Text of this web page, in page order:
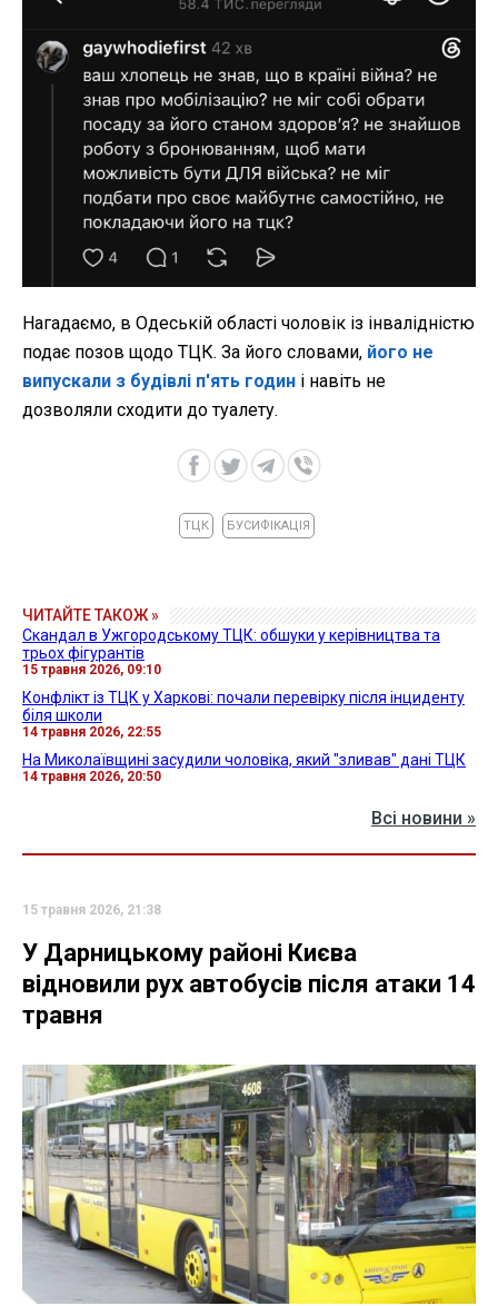
Нагадаємо, в Одеській області чоловік із інвалідністю
подає позов щодо ТЦК. За його словами, його не
випускали з будівлі п'ять годин і навіть не
дозволяли сходити до туалету.
ТЦК БУСИФІКАЦІЯ
ЧИТАЙТЕ ТАКОЖ »
Скандал в Ужгородському ТЦК: обшуки у керівництва та
трьох фігурантів
15 травня 2026, 09:10
Конфлікт із ТЦК у Харкові: почали перевірку після інциденту
біля школи
14 травня 2026, 22:55
На Миколаївщині засудили чоловіка, який "зливав" дані ТЦК
14 травня 2026, 20:50
Всі новини »
15 травня 2026, 21:38
У Дарницькому районі Києва
відновили рух автобусів після атаки 14
травня